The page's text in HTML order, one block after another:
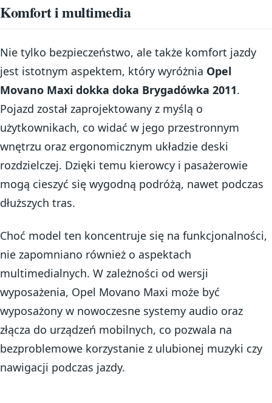
Komfort i multimedia
Nie tylko bezpieczeństwo, ale także komfort jazdy
jest istotnym aspektem, który wyróżnia Opel
Movano Maxi dokka doka Brygadówka 2011.
Pojazd został zaprojektowany z myślą o
użytkownikach, co widać w jego przestronnym
wnętrzu oraz ergonomicznym układzie deski
rozdzielczej. Dzięki temu kierowcy i pasażerowie
mogą cieszyć się wygodną podróżą, nawet podczas
dłuższych tras.
Choć model ten koncentruje się na funkcjonalności,
nie zapomniano również o aspektach
multimedialnych. W zależności od wersji
wyposażenia, Opel Movano Maxi może być
wyposażony w nowoczesne systemy audio oraz
złącza do urządzeń mobilnych, co pozwala na
bezproblemowe korzystanie z ulubionej muzyki czy
nawigacji podczas jazdy.